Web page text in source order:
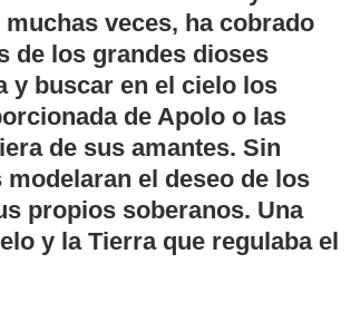
veces, ha cobrado
de los grandes dioses
y buscar en el cielo los
de Apolo o las
de sus amantes. Sin
el deseo de los
propios soberanos. Una
y la Tierra que regulaba el